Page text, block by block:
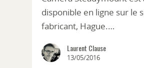
disponible en ligne sur le
fabricant, Hague.…
Laurent Clause
13/05/2016